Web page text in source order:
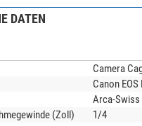
Der integrierte Cold Shoe
oder Kontrollmonitoren.
speziell für das Kameramodell
verwendet Leofoto die
und Silizium als
Material zeichnet sich
Streckgrenze ist vergleichbar
DATEN
Camera
Canon EOS
Arca-Swiss
(Zoll)
1/4